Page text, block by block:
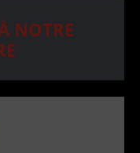
NOTRE